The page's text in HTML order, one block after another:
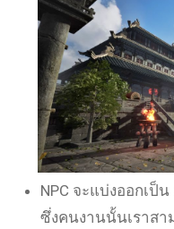
NPC จะแบ่งออกเป็
ซึ่งคนงานนั้นเราสา